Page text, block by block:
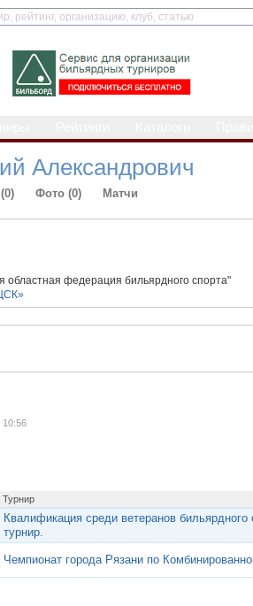
Александрович
Фото (0) Матчи
областная федерация бильярдного спорта"
Турнир
Квалификация среди ветеранов
турнир.
Чемпионат города Рязани по